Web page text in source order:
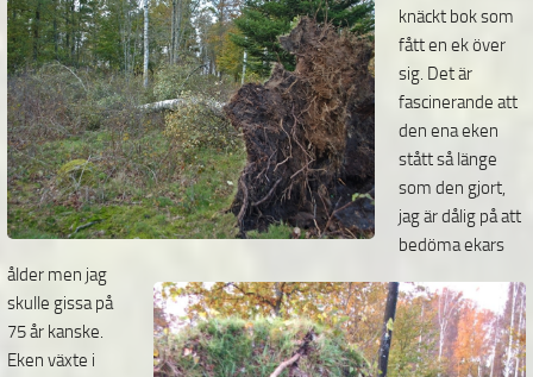
knäckt bok som
fått en ek över
sig. Det är
fascinerande att
den ena eken
stått så länge
som den gjort,
jag är dålig på att
bedöma ekars
ålder men jag
skulle gissa på
75 år kanske.
Eken växte i